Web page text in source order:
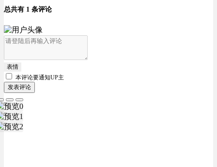
总共有 1 条评论
表情
本评论要通知UP主
发表评论